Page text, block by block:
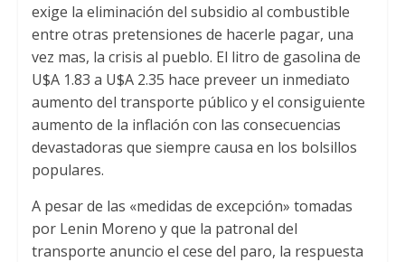
p
p
r
o
k
exige la eliminación del subsidio al combustible
entre otras pretensiones de hacerle pagar, una
vez mas, la crisis al pueblo. El litro de gasolina de
U$A 1.83 a U$A 2.35 hace preveer un inmediato
aumento del transporte público y el consiguiente
aumento de la inflación con las consecuencias
devastadoras que siempre causa en los bolsillos
populares.
A pesar de las «medidas de excepción» tomadas
por Lenin Moreno y que la patronal del
transporte anuncio el cese del paro, la respuesta